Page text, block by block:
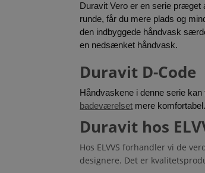
Duravit Vero er en serie
runde, får du mere plads og
den indbyggede håndvask
en nedsænket håndvask.
Duravit D-Code
badeværelset mere
Duravit hos
Hos ELVVS forhandler vi de
designere. Det er